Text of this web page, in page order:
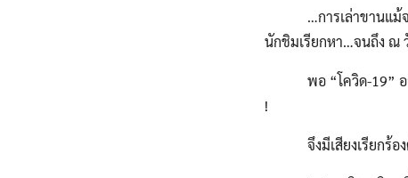
…การเล่าขานแม้จะผ่
นักชิมเรียกหา…จนถึง ณ
พอ “โควิด-19” ออกม
!
จึงมีเสียงเรียกร้องต่